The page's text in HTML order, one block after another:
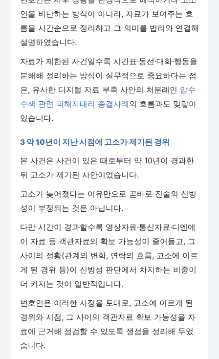
인을 비난하는 방식이 아니라, 자료가 보여주는 흐
름을 시간순으로 정리하고 그 의미를 법리와 연결해
설명하였습니다.
자료가 제한된 사건일수록 시간표·동선·대화·행동을
분해해 정리하는 방식이 실무적으로 중요하다는 점
은, 유사한 디지털 자료 부족 사안의 처분례인 압수
수색 관련 피해자대리 종결사례의 흐름과도 맞닿아
있습니다.
3 약 10년이 지난 시점에 고소가 제기된 경위
본 사건은 사건이 있은 때로부터 약 10년이 경과한
뒤 고소가 제기된 사안이었습니다.
고소가 늦어졌다는 이유만으로 곧바로 진술의 신빙
성이 부정되는 것은 아닙니다.
다만 시간이 경과할수록 영상자료·통신자료·디엔에
이 자료 등 객관자료의 확보 가능성이 줄어들고, 그
사이의 정황(관계의 변화, 연락의 흐름, 고소에 이르
게 된 경위 등)이 신빙성 판단에서 차지하는 비중이
더 커지는 것이 일반적입니다.
변호인은 이러한 사정을 토대로, 고소에 이르게 된
경위와 시점, 그 사이의 객관자료 확보 가능성을 자
료에 근거해 점검할 수 있도록 쟁점을 정리해 두었
습니다.